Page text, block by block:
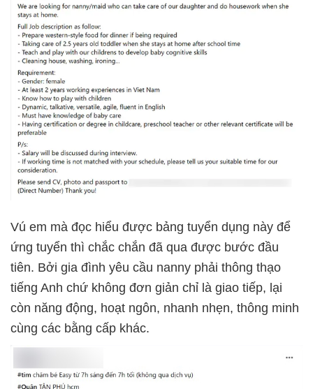
Vú em mà đọc hiểu được bảng tuyển dụng này để
ứng tuyển thì chắc chắn đã qua được bước đầu
tiên. Bởi gia đình yêu cầu nanny phải thông thạo
tiếng Anh chứ không đơn giản chỉ là giao tiếp, lại
còn năng động, hoạt ngôn, nhanh nhẹn, thông minh
cùng các bằng cấp khác.